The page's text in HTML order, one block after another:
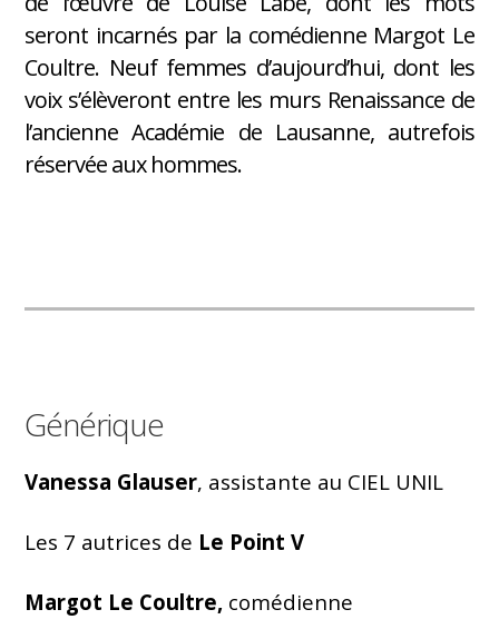
seront incarnés par la comédienne Margot Le
Coultre. Neuf femmes d’aujourd’hui, dont les
voix s’élèveront entre les murs Renaissance de
l’ancienne Académie de Lausanne, autrefois
réservée aux hommes.
Générique
Vanessa Glauser, assistante au CIEL UNIL
Les 7 autrices de Le Point V
Margot Le Coultre, comédienne